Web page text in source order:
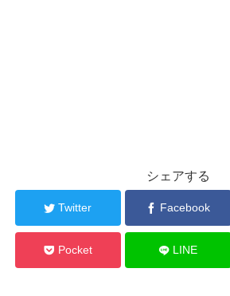
シェアする
Twitter Facebook
Pocket LINE